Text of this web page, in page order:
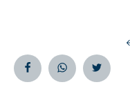
FacebookWhatsappTwitter